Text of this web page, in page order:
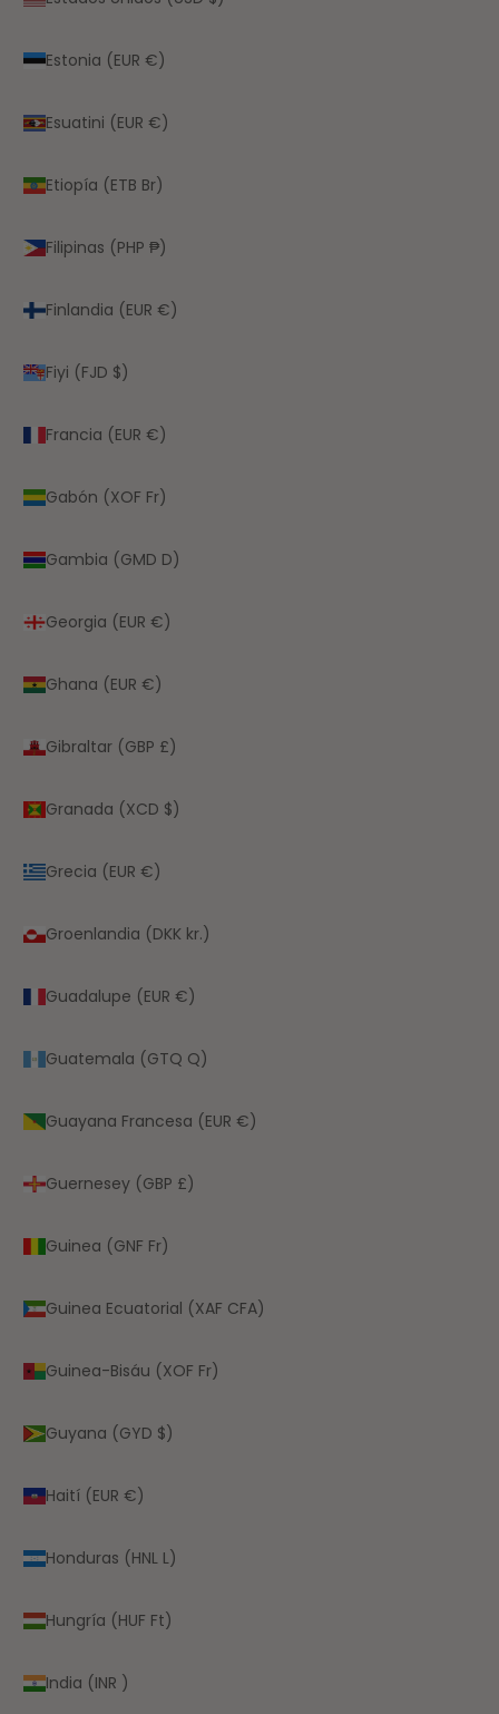
Estonia (EUR €)
Esuatini (EUR €)
Etiopía (ETB Br)
Filipinas (PHP ₱)
Finlandia (EUR €)
Fiyi (FJD $)
Francia (EUR €)
Gabón (XOF Fr)
Gambia (GMD D)
Georgia (EUR €)
Ghana (EUR €)
Gibraltar (GBP £)
Granada (XCD $)
Grecia (EUR €)
Groenlandia (DKK kr.)
Guadalupe (EUR €)
Guatemala (GTQ Q)
Guayana Francesa (EUR €)
Guernesey (GBP £)
Guinea (GNF Fr)
Guinea Ecuatorial (XAF CFA)
Guinea-Bisáu (XOF Fr)
Guyana (GYD $)
Haití (EUR €)
Honduras (HNL L)
Hungría (HUF Ft)
India (INR ₹)